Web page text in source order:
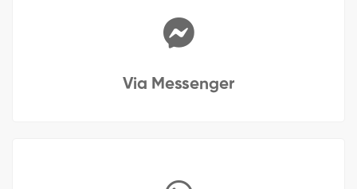
Via Messenger